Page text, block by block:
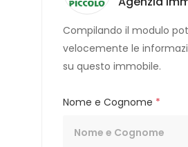
Compilando il modulo
velocemente le
su questo immobile.
Nome e Cognome *